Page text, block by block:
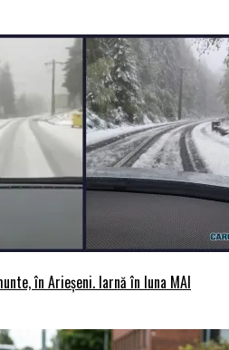
în Arieșeni. Iarnă în luna MAI